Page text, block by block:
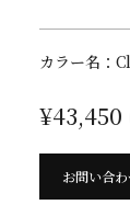
カラー名：
¥43,450
お問い合